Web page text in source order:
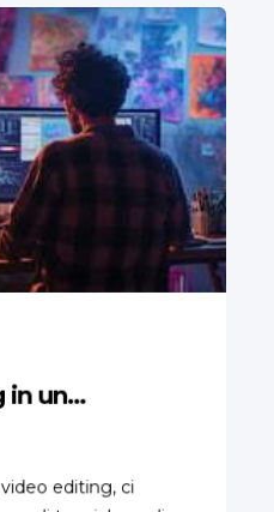
in un…
editing, ci